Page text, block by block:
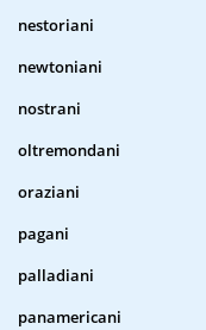
nestoriani
newtoniani
nostrani
oltremondani
oraziani
pagani
palladiani
panamericani